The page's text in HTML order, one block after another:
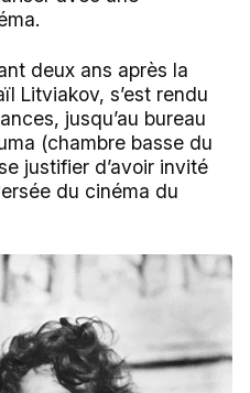
deux ans après la
Litviakov, s’est rendu
jusqu’au bureau
(chambre basse du
justifier d’avoir invité
du cinéma du